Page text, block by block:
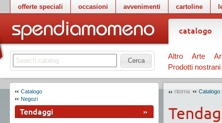
offerte speciali occasioni avvenimenti cartoline
catalogo
Cerca
Altro Arte
Prodotti nostrani
Catalogo
Negozi
Tendaggi
ritorna Catalogo